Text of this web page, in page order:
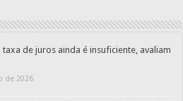
taxa de juros ainda é insuficiente, avaliam
de 2026